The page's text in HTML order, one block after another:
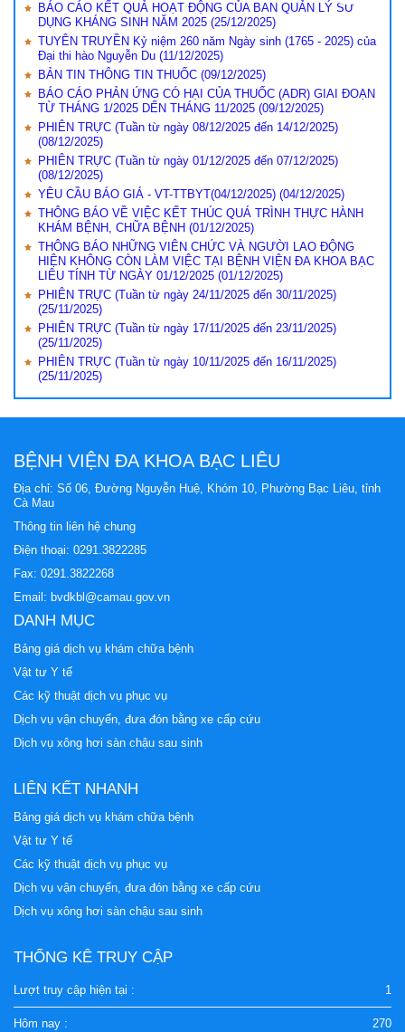
BÁO CÁO KẾT QUẢ HOẠT ĐỘNG CỦA BAN QUẢN LÝ SỬ
DỤNG KHÁNG SINH NĂM 2025 (25/12/2025)
TUYÊN TRUYỀN Kỷ niệm 260 năm Ngày sinh (1765 - 2025) của
Đại thi hào Nguyễn Du (11/12/2025)
BẢN TIN THÔNG TIN THUỐC (09/12/2025)
BÁO CÁO PHẢN ỨNG CÓ HẠI CỦA THUỐC (ADR) GIAI ĐOẠN
TỪ THÁNG 1/2025 DẾN THÁNG 11/2025 (09/12/2025)
PHIÊN TRỰC (Tuần từ ngày 08/12/2025 đến 14/12/2025)
(08/12/2025)
PHIÊN TRỰC (Tuần từ ngày 01/12/2025 đến 07/12/2025)
(08/12/2025)
YÊU CẦU BÁO GIÁ - VT-TTBYT(04/12/2025) (04/12/2025)
THÔNG BÁO VỀ VIỆC KẾT THÚC QUÁ TRÌNH THỰC HÀNH
KHÁM BỆNH, CHỮA BỆNH (01/12/2025)
THÔNG BÁO NHỮNG VIÊN CHỨC VÀ NGƯỜI LAO ĐỘNG
HIỆN KHÔNG CÒN LÀM VIỆC TẠI BỆNH VIỆN ĐA KHOA BẠC
LIÊU TÍNH TỪ NGÀY 01/12/2025 (01/12/2025)
PHIÊN TRỰC (Tuần từ ngày 24/11/2025 đến 30/11/2025)
(25/11/2025)
PHIÊN TRỰC (Tuần từ ngày 17/11/2025 đến 23/11/2025)
(25/11/2025)
PHIÊN TRỰC (Tuần từ ngày 10/11/2025 đến 16/11/2025)
(25/11/2025)
BỆNH VIỆN ĐA KHOA BẠC LIÊU
Địa chỉ: Số 06, Đường Nguyễn Huệ, Khóm 10, Phường Bạc Liêu, tỉnh
Cà Mau
Thông tin liên hệ chung
Điện thoại: 0291.3822285
Fax: 0291.3822268
Email: bvdkbl@camau.gov.vn
DANH MỤC
Bảng giá dịch vụ khám chữa bệnh
Vật tư Y tế
Các kỹ thuật dịch vụ phục vụ
Dịch vụ vận chuyển, đưa đón bằng xe cấp cứu
Dịch vụ xông hơi sàn chậu sau sinh
LIÊN KẾT NHANH
Bảng giá dịch vụ khám chữa bệnh
Vật tư Y tế
Các kỹ thuật dịch vụ phục vụ
Dịch vụ vận chuyển, đưa đón bằng xe cấp cứu
Dịch vụ xông hơi sàn chậu sau sinh
THỐNG KÊ TRUY CẬP
Lượt truy cập hiện tại : 1
Hôm nay : 270